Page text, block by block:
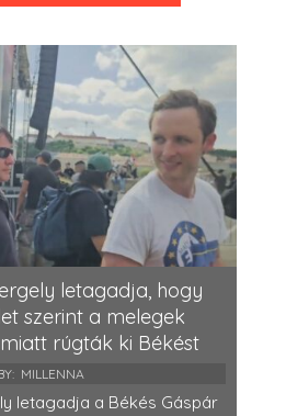
letagadja, hogy
szerint a melegek
rúgták ki Békést
MILLENNA
letagadja a Békés Gáspár